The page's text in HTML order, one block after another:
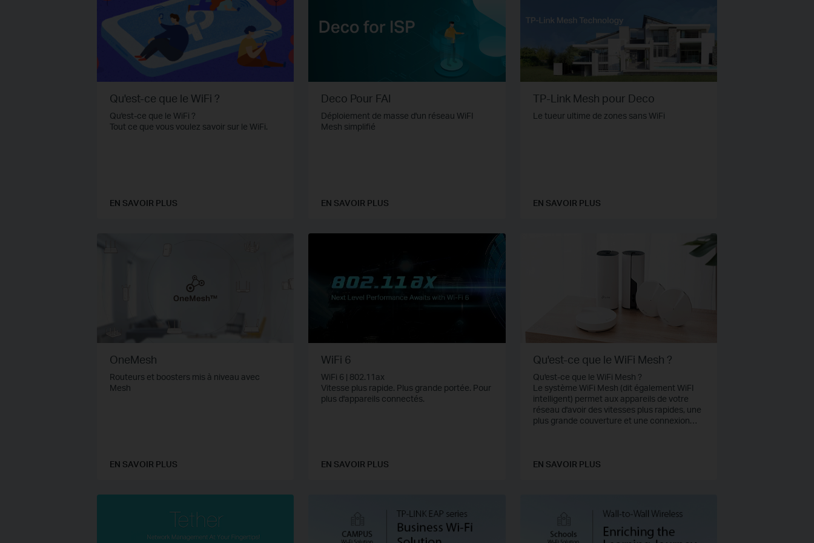
Qu'est-ce que le WiFi ?
Qu'est-ce que le WiFi ?
Tout ce que vous voulez savoir sur le WiFi.
EN SAVOIR PLUS
Deco Pour FAI
Déploiement de masse d'un réseau WiFI
Mesh simplifié
EN SAVOIR PLUS
TP-Link Mesh pour Deco
Le tueur ultime de zones sans WiFi
EN SAVOIR PLUS
OneMesh
Routeurs et boosters mis à niveau avec
Mesh
EN SAVOIR PLUS
WiFi 6
WiFi 6 | 802.11ax
Vitesse plus rapide. Plus grande portée. Pour
plus d'appareils connectés.
EN SAVOIR PLUS
Qu'est-ce que le WiFi Mesh ?
Qu'est-ce que le WiFi Mesh ?
Le système WiFi Mesh (dit également WiFI
intelligent) permet aux appareils de votre
réseau d'avoir des vitesses plus rapides, une
plus grande couverture et une connexion
EN SAVOIR PLUS